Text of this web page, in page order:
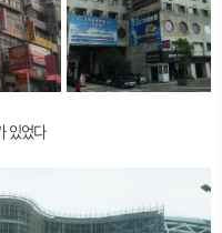
있었다